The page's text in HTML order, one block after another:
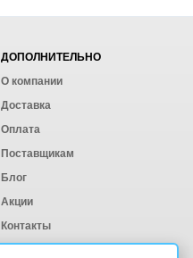
ДОПОЛНИТЕЛЬНО
О компании
Доставка
Оплата
Поставщикам
Блог
Акции
Контакты